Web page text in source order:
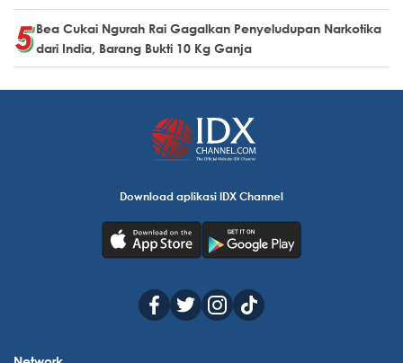
Bea Cukai Ngurah Rai Gagalkan Penyeludupan Narkotika
dari India, Barang Bukti 10 Kg Ganja
Download aplikasi IDX Channel